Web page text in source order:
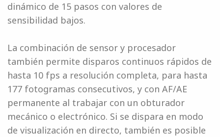
dinámico de 15 pasos con valores de
sensibilidad bajos.
La combinación de sensor y procesador
también permite disparos continuos rápidos de
hasta 10 fps a resolución completa, para hasta
177 fotogramas consecutivos, y con AF/AE
permanente al trabajar con un obturador
mecánico o electrónico. Si se dispara en modo
de visualización en directo, también es posible